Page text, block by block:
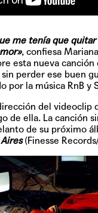
me tenía que
, confiesa
esta nueva canción
perder ese buen
por la música RnB y
del videoclip
de ella. La canción
de su próximo
(Finesse